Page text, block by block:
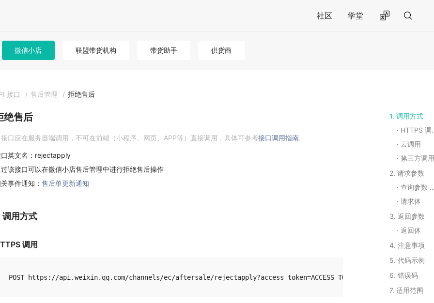
社区 学堂
微信小店 联盟带货机构 带货助手 供货商
接口 / 售后管理 / 拒绝售后
绝售后
接口应在服务器端调用，不可在前端（小程序、网页、APP等）直接调用，具体可参考接口调用指南。
英文名：rejectapply
该接口可以在微信小店售后管理中进行拒绝售后操作
事件通知： 售后单更新通知
调用方式
调用
1. 调用方式
HTTPS 调用
云调用
第三方调用
2. 请求参数
查询参数 Query String Parameters
请求体
3. 返回参数
返回体
4. 注意事项
5. 代码示例
6. 错误码
7. 适用范围